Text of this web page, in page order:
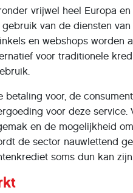
vrijwel heel Europa
gebruik van de diensten
en webshops worden
voor traditionele
betaling voor, de
voor deze service.
en de mogelijkheid
de sector nauwlettend
soms dun kan